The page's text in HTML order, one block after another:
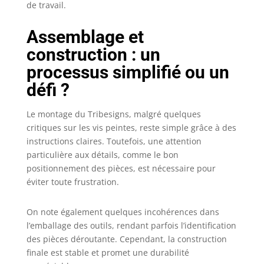
spacieuse & espace
pour les jambes】
Avec une taille totale
de 200 x 70x 75 cm,
beaucoup de place
pour Bureau
Informatique , des
livres, des
fournitures de
un nettoyage et une
écriture faciles.
L'espace suffisant
sous la table
de travail.
Assemblage et
construction : un
processus simplifié ou un
défi ?
Le montage du Tribesigns, malgré quelques
critiques sur les vis peintes, reste simple grâce à des
instructions claires. Toutefois, une attention
particulière aux détails, comme le bon
positionnement des pièces, est nécessaire pour
éviter toute frustration.
On note également quelques incohérences dans
l’emballage des outils, rendant parfois l’identification
des pièces déroutante. Cependant, la construction
finale est stable et promet une durabilité